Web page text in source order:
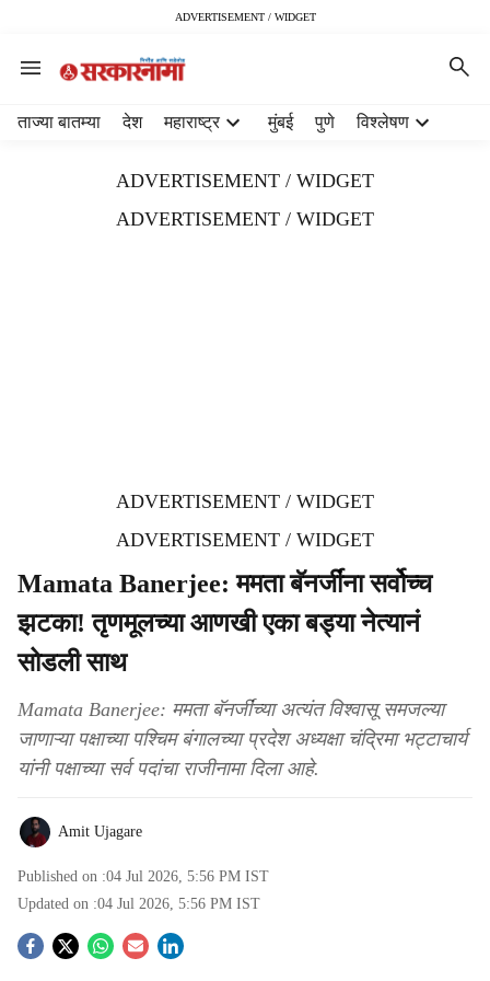
ADVERTISEMENT / WIDGET
ताज्या बातम्या देश महाराष्ट्र मुंबई पुणे विश्लेषण
ADVERTISEMENT / WIDGET
ADVERTISEMENT / WIDGET
ADVERTISEMENT / WIDGET
ADVERTISEMENT / WIDGET
Mamata Banerjee: ममता बॅनर्जींना सर्वोच्च
झटका! तृणमूलच्या आणखी एका बड्या नेत्यानं
सोडली साथ
Mamata Banerjee: ममता बॅनर्जींच्या अत्यंत विश्वासू समजल्या
जाणाऱ्या पक्षाच्या पश्चिम बंगालच्या प्रदेश अध्यक्षा चंद्रिमा भट्टाचार्य
यांनी पक्षाच्या सर्व पदांचा राजीनामा दिला आहे.
Amit Ujagare
Published on :04 Jul 2026, 5:56 PM IST
Updated on :04 Jul 2026, 5:56 PM IST
S